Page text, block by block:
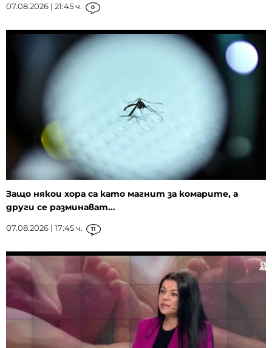
07.08.2026 | 21:45 ч. 0
Защо някои хора са като магнит за комарите, а
други се разминават...
07.08.2026 | 17:45 ч. 11